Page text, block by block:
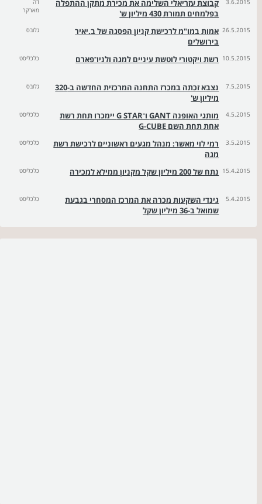
3.6.2015
קבוצת עזריאלי השלימה את מכירת מתקן ההתפלה
בפלמחים תמורת 430 מיליון ש'
דה
מארקר
26.5.2015 אמות במו"מ לרכישת קניון הפסגה של ב.יאיר
בירושלים
גלובס
10.5.2015 רשת ויקטורי לוטשת עיניים למגה ולניו־פארם כלכליסט
7.5.2015
נצבא זכתה במכרז התחנה המרכזית החדשה ב-320
מיליון ש'
גלובס
4.5.2015
מותגי האופנה GANT ו־G STAR יימכרו תחת רשת
אחת תחת השם G-CUBE
כלכליסט
3.5.2015
רמי לוי מאשר: מנהל מגעים ראשוניים לרכישת רשת
מגה
כלכליסט
15.4.2015 נתח של 200 מיליון שקל מקניון ממילא למכירה כלכליסט
5.4.2015
גינדי השקעות מכרה את המרכז המסחרי בגבעת
שמואל ב-36 מיליון שקל
כלכליסט